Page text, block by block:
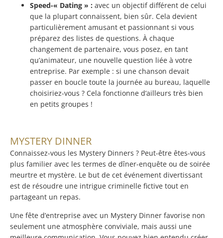
Speed-« Dating » : avec un objectif différent de celui
que la plupart connaissent, bien sûr. Cela devient
particulièrement amusant et passionnant si vous
préparez des listes de questions. À chaque
changement de partenaire, vous posez, en tant
qu’animateur, une nouvelle question liée à votre
entreprise. Par exemple : si une chanson devait
passer en boucle toute la journée au bureau, laquelle
choisiriez-vous ? Cela fonctionne d’ailleurs très bien
en petits groupes !
MYSTERY DINNER
Connaissez-vous les Mystery Dinners ? Peut-être êtes-vous
plus familier avec les termes de dîner-enquête ou de soirée
meurtre et mystère. Le but de cet événement divertissant
est de résoudre une intrigue criminelle fictive tout en
partageant un repas.
Une fête d’entreprise avec un Mystery Dinner favorise non
seulement une atmosphère conviviale, mais aussi une